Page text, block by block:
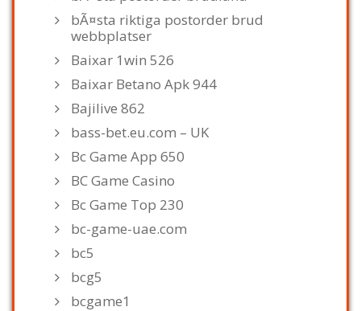
bÃ¤sta riktiga postorder brud
webbplatser
Baixar 1win 526
Baixar Betano Apk 944
Bajilive 862
bass-bet.eu.com – UK
Bc Game App 650
BC Game Casino
Bc Game Top 230
bc-game-uae.com
bc5
bcg5
bcgame1